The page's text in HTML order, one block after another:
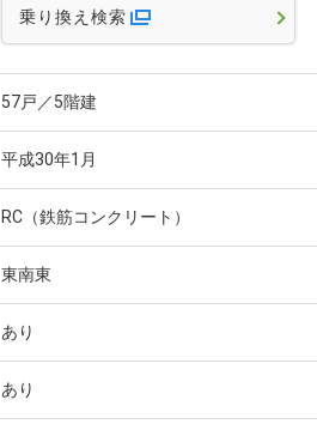
乗り換え検索
57戸／5階建
平成30年1月
RC（鉄筋コンクリート）
東南東
あり
あり